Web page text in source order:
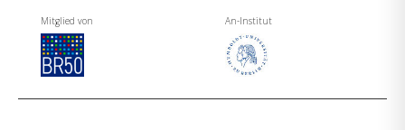
Mitglied von An-Institut